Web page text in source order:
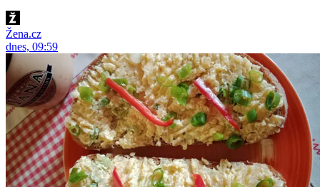
Žena.cz
dnes, 09:59